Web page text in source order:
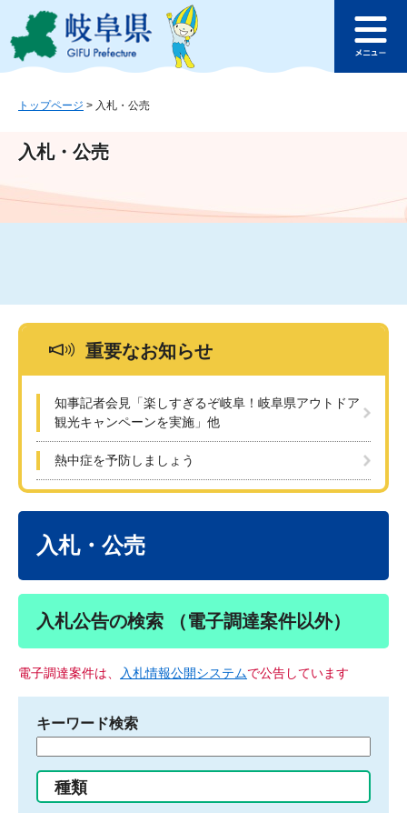
ジ
ュ
文
このページの本文へ
ュ
トップページ > 入札・公売
入札・公売
重要なお知らせ
知事記者会見「楽しすぎるぞ岐阜！岐阜県アウトドア
観光キャンペーンを実施」他
熱中症を予防しましょう
入札・公売
入札公告の検索 （電子調達案件以外）
電子調達案件は、 入札情報公開システムで公告しています
キーワード検索
る
種類